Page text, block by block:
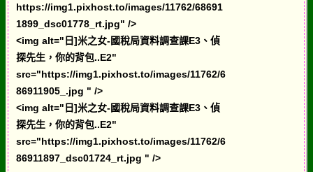
https://img1.pixhost.to/images/11762/68691
1899_dsc01778_rt.jpg" />
<img alt="日]米之女-國稅局資料調查課E3、偵
探先生，你的背包..E2"
src="https://img1.pixhost.to/images/11762/6
86911905_.jpg " />
<img alt="日]米之女-國稅局資料調查課E3、偵
探先生，你的背包..E2"
src="https://img1.pixhost.to/images/11762/6
86911897_dsc01724_rt.jpg " />